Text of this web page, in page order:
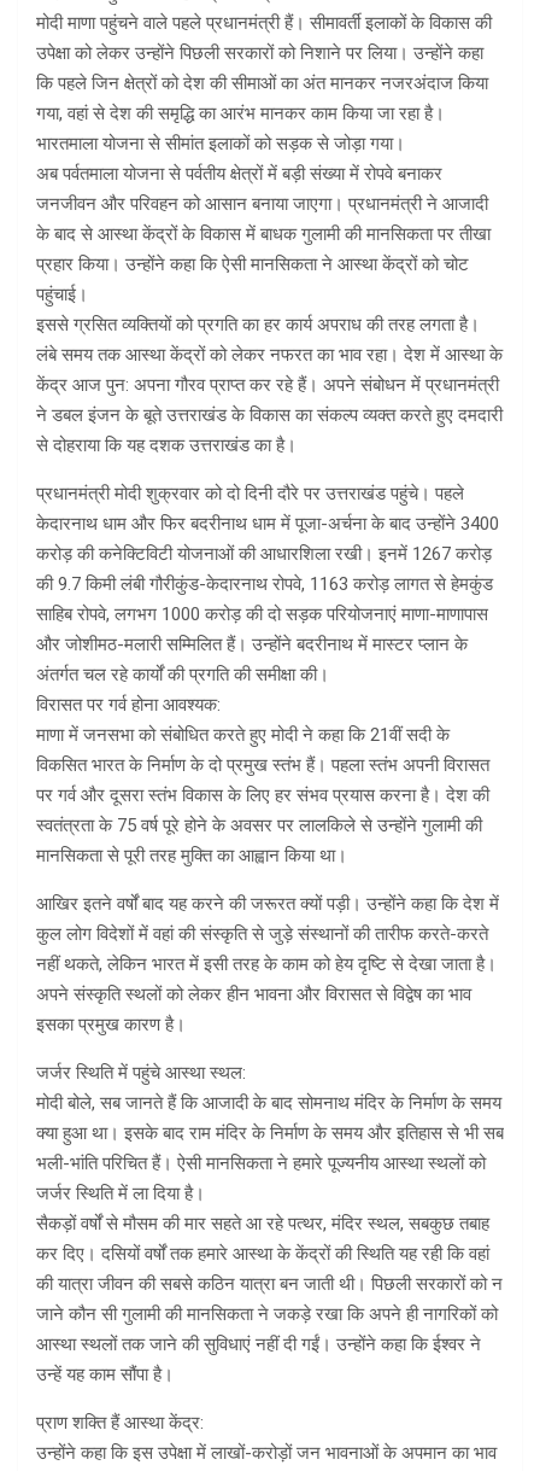
मोदी माणा पहुंचने वाले पहले प्रधानमंत्री हैं। सीमावर्ती इलाकों के विकास की
उपेक्षा को लेकर उन्होंने पिछली सरकारों को निशाने पर लिया। उन्होंने कहा
कि पहले जिन क्षेत्रों को देश की सीमाओं का अंत मानकर नजरअंदाज किया
गया, वहां से देश की समृद्धि का आरंभ मानकर काम किया जा रहा है।
भारतमाला योजना से सीमांत इलाकों को सड़क से जोड़ा गया।
अब पर्वतमाला योजना से पर्वतीय क्षेत्रों में बड़ी संख्या में रोपवे बनाकर
जनजीवन और परिवहन को आसान बनाया जाएगा। प्रधानमंत्री ने आजादी
के बाद से आस्था केंद्रों के विकास में बाधक गुलामी की मानसिकता पर तीखा
प्रहार किया। उन्होंने कहा कि ऐसी मानसिकता ने आस्था केंद्रों को चोट
पहुंचाई।
इससे ग्रसित व्यक्तियों को प्रगति का हर कार्य अपराध की तरह लगता है।
लंबे समय तक आस्था केंद्रों को लेकर नफरत का भाव रहा। देश में आस्था के
केंद्र आज पुन: अपना गौरव प्राप्त कर रहे हैं। अपने संबोधन में प्रधानमंत्री
ने डबल इंजन के बूते उत्तराखंड के विकास का संकल्प व्यक्त करते हुए दमदारी
से दोहराया कि यह दशक उत्तराखंड का है।
प्रधानमंत्री मोदी शुक्रवार को दो दिनी दौरे पर उत्तराखंड पहुंचे। पहले
केदारनाथ धाम और फिर बदरीनाथ धाम में पूजा-अर्चना के बाद उन्होंने 3400
करोड़ की कनेक्टिविटी योजनाओं की आधारशिला रखी। इनमें 1267 करोड़
की 9.7 किमी लंबी गौरीकुंड-केदारनाथ रोपवे, 1163 करोड़ लागत से हेमकुंड
साहिब रोपवे, लगभग 1000 करोड़ की दो सड़क परियोजनाएं माणा-माणापास
और जोशीमठ-मलारी सम्मिलित हैं। उन्होंने बदरीनाथ में मास्टर प्लान के
अंतर्गत चल रहे कार्यों की प्रगति की समीक्षा की।
विरासत पर गर्व होना आवश्यक:
माणा में जनसभा को संबोधित करते हुए मोदी ने कहा कि 21वीं सदी के
विकसित भारत के निर्माण के दो प्रमुख स्तंभ हैं। पहला स्तंभ अपनी विरासत
पर गर्व और दूसरा स्तंभ विकास के लिए हर संभव प्रयास करना है। देश की
स्वतंत्रता के 75 वर्ष पूरे होने के अवसर पर लालकिले से उन्होंने गुलामी की
मानसिकता से पूरी तरह मुक्ति का आह्वान किया था।
आखिर इतने वर्षों बाद यह करने की जरूरत क्यों पड़ी। उन्होंने कहा कि देश में
कुल लोग विदेशों में वहां की संस्कृति से जुड़े संस्थानों की तारीफ करते-करते
नहीं थकते, लेकिन भारत में इसी तरह के काम को हेय दृष्टि से देखा जाता है।
अपने संस्कृति स्थलों को लेकर हीन भावना और विरासत से विद्वेष का भाव
इसका प्रमुख कारण है।
जर्जर स्थिति में पहुंचे आस्था स्थल:
मोदी बोले, सब जानते हैं कि आजादी के बाद सोमनाथ मंदिर के निर्माण के समय
क्या हुआ था। इसके बाद राम मंदिर के निर्माण के समय और इतिहास से भी सब
भली-भांति परिचित हैं। ऐसी मानसिकता ने हमारे पूज्यनीय आस्था स्थलों को
जर्जर स्थिति में ला दिया है।
सैकड़ों वर्षों से मौसम की मार सहते आ रहे पत्थर, मंदिर स्थल, सबकुछ तबाह
कर दिए। दसियों वर्षों तक हमारे आस्था के केंद्रों की स्थिति यह रही कि वहां
की यात्रा जीवन की सबसे कठिन यात्रा बन जाती थी। पिछली सरकारों को न
जाने कौन सी गुलामी की मानसिकता ने जकड़े रखा कि अपने ही नागरिकों को
आस्था स्थलों तक जाने की सुविधाएं नहीं दी गईं। उन्होंने कहा कि ईश्वर ने
उन्हें यह काम सौंपा है।
प्राण शक्ति हैं आस्था केंद्र:
उन्होंने कहा कि इस उपेक्षा में लाखों-करोड़ों जन भावनाओं के अपमान का भाव